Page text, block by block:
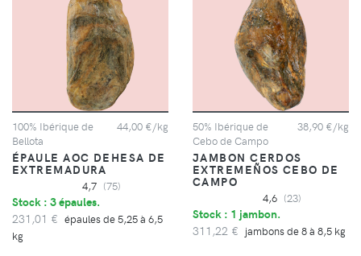
100% Ibérique de
Bellota
44,00 €/kg
ÉPAULE AOC DEHESA DE
EXTREMADURA
4,7 (75)
Stock : 3 épaules.
231,01 € épaules de 5,25 à 6,5
kg
50% Ibérique de
Cebo de Campo
38,90 €/kg
JAMBON CERDOS
EXTREMEÑOS CEBO DE
CAMPO
4,6 (23)
Stock : 1 jambon.
311,22 € jambons de 8 à 8,5 kg